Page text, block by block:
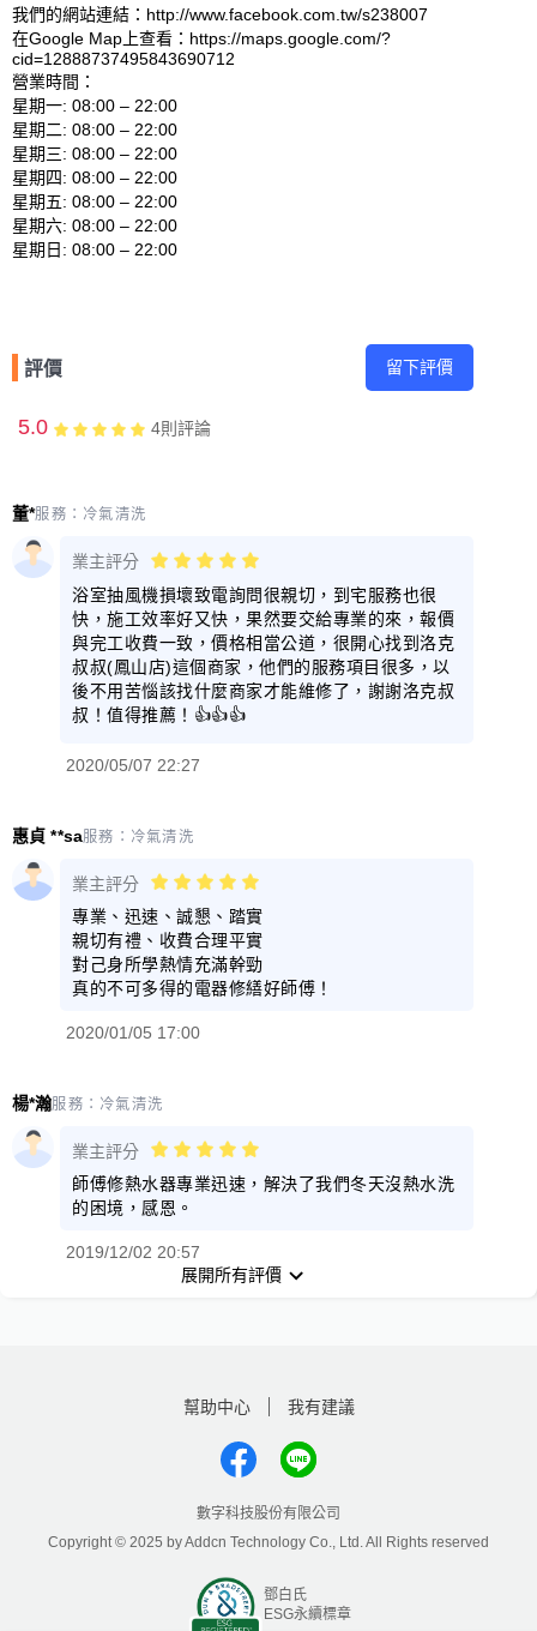
我們的網站連結：http://www.facebook.com.tw/s238007
在Google Map上查看：https://maps.google.com/?
cid=12888737495843690712
營業時間：
星期一: 08:00 – 22:00
星期二: 08:00 – 22:00
星期三: 08:00 – 22:00
星期四: 08:00 – 22:00
星期五: 08:00 – 22:00
星期六: 08:00 – 22:00
評價 留下評價
5.0 4則評論
董*服務： 冷氣清洗
業主評分
浴室抽風機損壞致電詢問很親切，到宅服務也很
快，施工效率好又快，果然要交給專業的來，報價
與完工收費一致，價格相當公道，很開心找到洛克
叔叔(鳳山店)這個商家，他們的服務項目很多，以
後不用苦惱該找什麼商家才能維修了，謝謝洛克叔
叔！值得推薦！👍👍👍
2020/05/07 22:27
惠貞 **sa服務： 冷氣清洗
業主評分
專業、迅速、誠懇、踏實
親切有禮、收費合理平實
對己身所學熱情充滿幹勁
真的不可多得的電器修繕好師傅！
2020/01/05 17:00
楊*瀚服務： 冷氣清洗
業主評分
師傅修熱水器專業迅速，解決了我們冬天沒熱水洗
的困境，感恩。
2019/12/02 20:57
展開所有評價
幫助中心 我有建議
數字科技股份有限公司
Copyright © 2025 by Addcn Technology Co., Ltd. All Rights reserved
鄧白氏
ESG永續標章